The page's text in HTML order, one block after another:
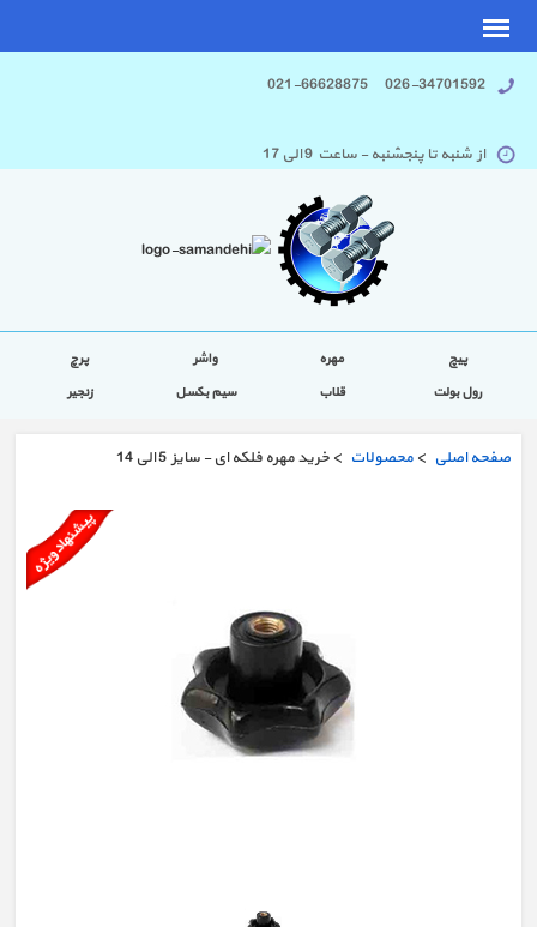
026-34701592 021-66628875
از شنبه تا پنجشنبه - ساعت 9 الی 17
پیچ مهره واشر
پرچ
رول بولت
قلاب سیم بکسل زنجیر
صفحه اصلی > محصولات > خرید مهره فلکه ای - سایز 5 الی 14